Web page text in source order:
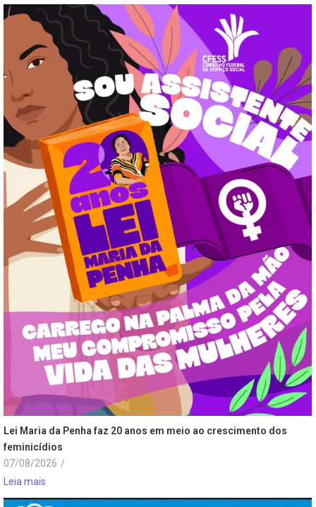
Lei Maria da Penha faz 20 anos em meio ao crescimento dos
feminicídios
07/08/2026 /
Leia mais